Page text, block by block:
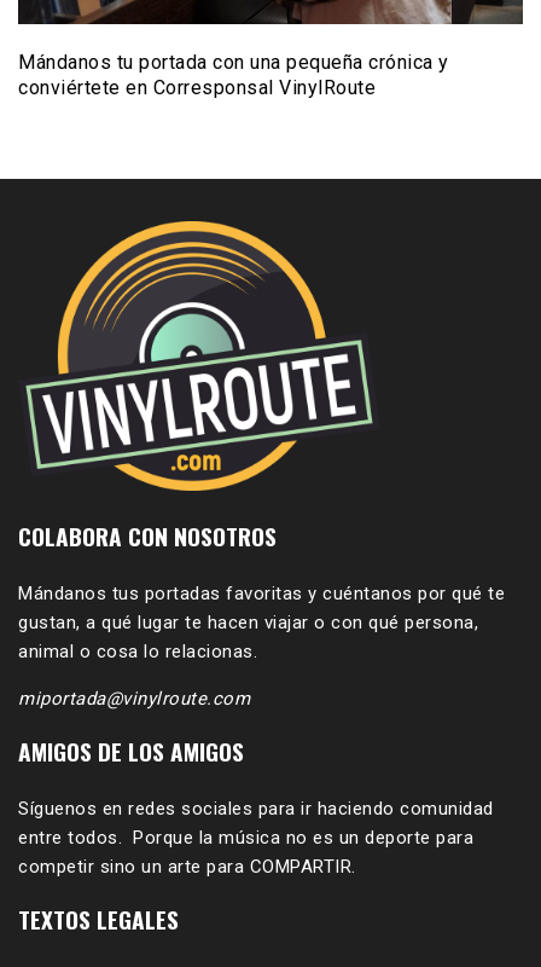
Mándanos tu portada con una pequeña crónica y
conviértete en Corresponsal VinylRoute
COLABORA CON NOSOTROS
Mándanos tus portadas favoritas y cuéntanos por qué te
gustan, a qué lugar te hacen viajar o con qué persona,
animal o cosa lo relacionas.
miportada@vinylroute.com
AMIGOS DE LOS AMIGOS
Síguenos en redes sociales para ir haciendo comunidad
entre todos. Porque la música no es un deporte para
competir sino un arte para COMPARTIR.
TEXTOS LEGALES